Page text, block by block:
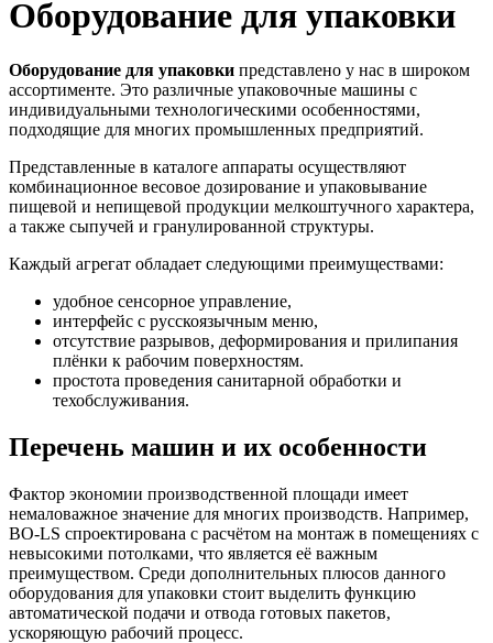
Оборудование для упаковки
Оборудование для упаковки представлено у нас в широком
ассортименте. Это различные упаковочные машины с
индивидуальными технологическими особенностями,
подходящие для многих промышленных предприятий.
Представленные в каталоге аппараты осуществляют
комбинационное весовое дозирование и упаковывание
пищевой и непищевой продукции мелкоштучного характера,
а также сыпучей и гранулированной структуры.
Каждый агрегат обладает следующими преимуществами:
удобное сенсорное управление,
интерфейс с русскоязычным меню,
отсутствие разрывов, деформирования и прилипания
плёнки к рабочим поверхностям.
простота проведения санитарной обработки и
техобслуживания.
Перечень машин и их особенности
Фактор экономии производственной площади имеет
немаловажное значение для многих производств. Например,
BO-LS спроектирована с расчётом на монтаж в помещениях с
невысокими потолками, что является её важным
преимуществом. Среди дополнительных плюсов данного
оборудования для упаковки стоит выделить функцию
автоматической подачи и отвода готовых пакетов,
ускоряющую рабочий процесс.